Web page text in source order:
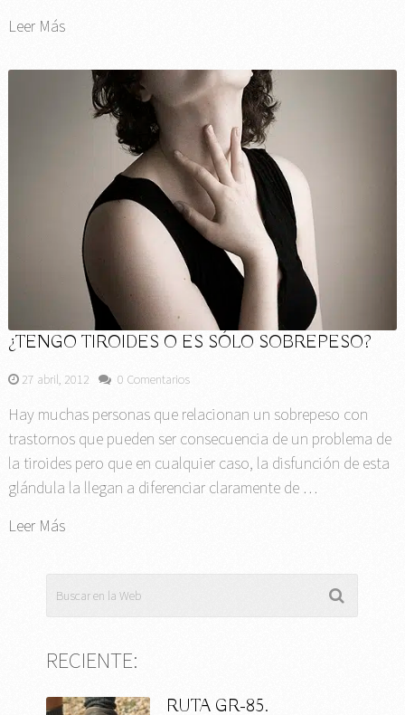
Leer Más
¿TENGO TIROIDES O ES SÓLO SOBREPESO?
27 abril, 2012 0 Comentarios
Hay muchas personas que relacionan un sobrepeso con
trastornos que pueden ser consecuencia de un problema de
la tiroides pero que en cualquier caso, la disfunción de esta
glándula la llegan a diferenciar claramente de …
Leer Más
RECIENTE:
RUTA GR-85.